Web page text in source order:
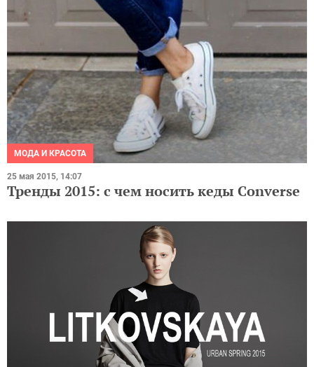
МОДА И КРАСОТА
25 мая 2015, 14:07
Тренды 2015: с чем носить кеды Сonverse